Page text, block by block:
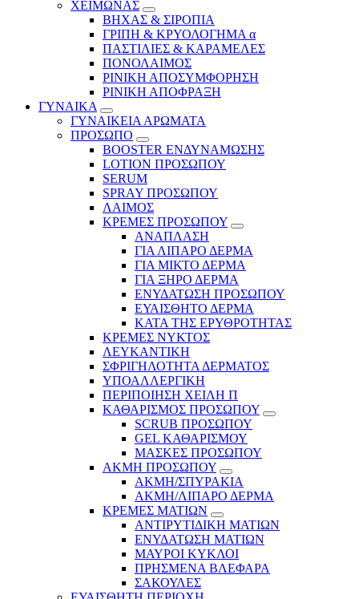
ΧΕΙΜΩΝΑΣ
ΒΗΧΑΣ & ΣΙΡΟΠΙΑ
ΓΡΙΠΗ & ΚΡΥΟΛΟΓΗΜΑ α
ΠΑΣΤΙΛΙΕΣ & ΚΑΡΑΜΕΛΕΣ
ΠΟΝΟΛΑΙΜΟΣ
ΡΙΝΙΚΗ ΑΠΟΣΥΜΦΟΡΗΣΗ
ΡΙΝΙΚΗ ΑΠΟΦΡΑΞΗ
ΓΥΝΑΙΚΑ
ΓΥΝΑΙΚΕΙΑ ΑΡΩΜΑΤΑ
ΠΡΟΣΩΠΟ
BOOSTER ΕΝΔΥΝΑΜΩΣΗΣ
LOTION ΠΡΟΣΩΠΟΥ
SERUM
SPRAY ΠΡΟΣΩΠΟΥ
ΛΑΙΜΟΣ
ΚΡΕΜΕΣ ΠΡΟΣΩΠΟΥ
ΑΝΑΠΛΑΣΗ
ΓΙΑ ΛΙΠΑΡΟ ΔΕΡΜΑ
ΓΙΑ ΜΙΚΤΟ ΔΕΡΜΑ
ΓΙΑ ΞΗΡΟ ΔΕΡΜΑ
ΕΝΥΔΑΤΩΣΗ ΠΡΟΣΩΠΟΥ
ΕΥΑΙΣΘΗΤΟ ΔΕΡΜΑ
ΚΑΤΑ ΤΗΣ ΕΡΥΘΡΟΤΗΤΑΣ
ΚΡΕΜΕΣ ΝΥΚΤΟΣ
ΛΕΥΚΑΝΤΙΚΗ
ΣΦΡΙΓΗΛΟΤΗΤΑ ΔΕΡΜΑΤΟΣ
ΥΠΟΑΛΛΕΡΓΙΚΗ
ΠΕΡΙΠΟΙΗΣΗ ΧΕΙΛΗ Π
ΚΑΘΑΡΙΣΜΟΣ ΠΡΟΣΩΠΟΥ
SCRUB ΠΡΟΣΩΠΟΥ
GEL ΚΑΘΑΡΙΣΜΟΥ
ΜΑΣΚΕΣ ΠΡΟΣΩΠΟΥ
ΑΚΜΗ ΠΡΟΣΩΠΟΥ
ΑΚΜΗ/ΣΠΥΡΑΚΙΑ
ΑΚΜΗ/ΛΙΠΑΡΟ ΔΕΡΜΑ
ΚΡΕΜΕΣ ΜΑΤΙΩΝ
ΑΝΤΙΡΥΤΙΔΙΚΗ ΜΑΤΙΩΝ
ΕΝΥΔΑΤΩΣΗ ΜΑΤΙΩΝ
ΜΑΥΡΟΙ ΚΥΚΛΟΙ
ΠΡΗΣΜΕΝΑ ΒΛΕΦΑΡΑ
ΣΑΚΟΥΛΕΣ